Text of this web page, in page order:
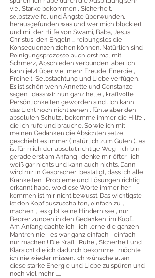
viel Stärke bekommen , Sicherheit,
selbstzweifel und Ängste überwunden,
herausgefunden was und wer mich blockiert
und mit der Hilfe von Swami, Baba, Jesus
Christus, den Engeln ... reibungslos die
Konsequenzen ziehen können. Natürlich sind
Reinigungsprozesse auch erst mal mit
Schmerz, Abschieden verbunden, aber ich
kann jetzt über viel mehr Freude, Energie ,
Freiheit, Selbstachtung und Liebe verfügen.
Es ist schön wenn Annette und Constanze
sagen , dass wir nun ganz helle , kraftvolle
Persönlichkeiten geworden sind . Ich kann
das Licht noch nicht sehen , fühle aber den
absoluten Schutz , bekomme immer die Hilfe ,
die ich rufe und brauche. So wie ich mit
meinen Gedanken die Absichten setze ,
geschieht es immer ( natürlich zum Guten ).. es
ist für mich der absolut richtige Weg , ich bin
gerade erst am Anfang , denke mir öfter- ich
weiß gar nichts und kann auch nichts. Dann
wird mir in Gesprächen bestätigt, dass ich alle
Krankeiten , Probleme und Lösungen richtig
erkannt habe, wo diese Worte immer her
kommen ist mir nicht bewusst. Das wichtigste
ist den Kopf auszuschalten, einfach zu „
machen „, es gibt keine Hindernisse , nur
Begrenzungen in den Gedanken, im Kopf...
Am Anfang dachte ich , ich lerne die ganzen
Mantren nie - es war ganz einfach - einfach
nur machen ! Die Kraft , Ruhe , Sicherheit und
Klarsicht die ich dadurch bekomme , möchte
ich nie wieder missen. Ich wünsche allen ,
diese starke Energie und Liebe zu spüren und
noch viel mehr .....